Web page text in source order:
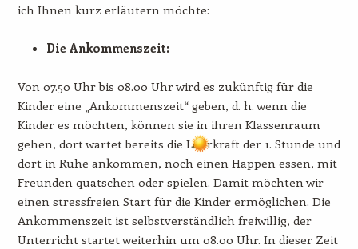
ich Ihnen kurz erläutern möchte:
Die Ankommenszeit:
Von 07.50 Uhr bis 08.00 Uhr wird es zukünftig für die
Kinder eine „Ankommenszeit“ geben, d. h. wenn die
Kinder es möchten, können sie in ihren Klassenraum
gehen, dort wartet bereits die Lehrkraft der 1. Stunde und
dort in Ruhe ankommen, noch einen Happen essen, mit
Freunden quatschen oder spielen. Damit möchten wir
einen stressfreien Start für die Kinder ermöglichen. Die
Ankommenszeit ist selbstverständlich freiwillig, der
Unterricht startet weiterhin um 08.00 Uhr. In dieser Zeit